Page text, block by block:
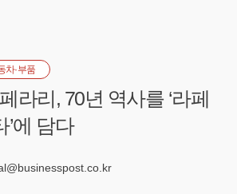
차·부품
라리, 70년 역사를 ‘라페
에 담다